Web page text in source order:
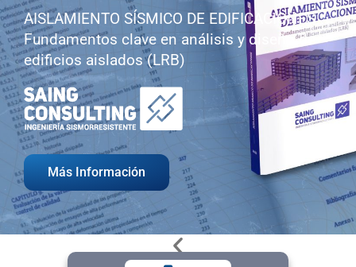
AISLAMIENTO SÍSMICO DE EDIFICACIONES
Fundamentos clave en análisis y diseño de
edificios aislados (LRB)
Más Información